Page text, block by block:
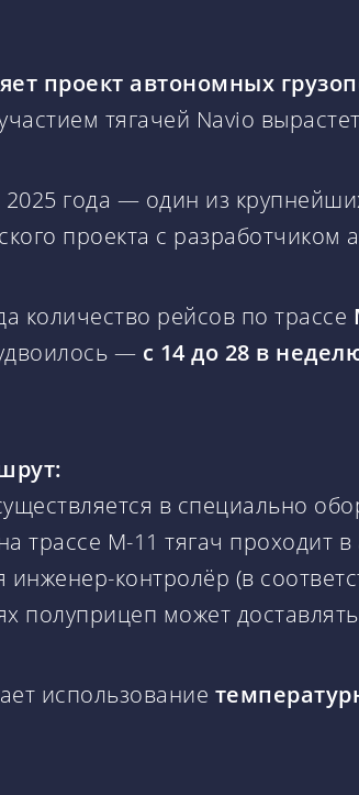
проект автономных
тягачей Navio
года — один из
проекта с разработчиком
количество рейсов по трассе
— с 14 до 28 в
в специально
трассе М-11 тягач проходит
контролёр (в
полуприцеп может
использование